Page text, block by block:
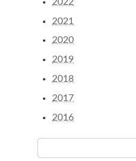
2021
2020
2019
2018
2017
2016